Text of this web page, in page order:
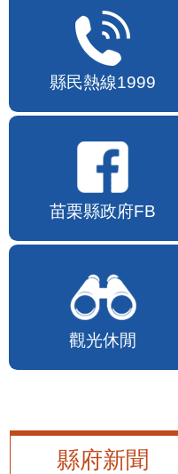
縣民熱線1999
苗栗縣政府FB
觀光休閒
縣府新聞